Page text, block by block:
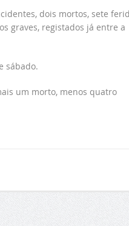
dois mortos, sete
graves, registados já entre a
sábado.
um morto, menos quatro